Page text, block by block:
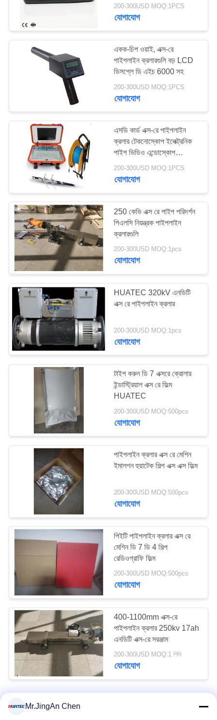
200-300USD MOQ:1PCS
যোগাযোগ
একক-চিপ ওয়াই, এক্স-রে
পাইপলাইন ক্রলারগুলি বড় LCD
ডিসপ্লে ডি এইচ 6000 সহ
200-300USD MOQ:1PCS
যোগাযোগ
এসডি কার্ড এক্স-রে পাইপলাইন
ক্রলার টেকনোস্কোপ ইলেক্ট্রনিক
পাইপ ভিডিও এন্ডোস্কোপ
এইচএনডি-জি
200-300USD MOQ:1PCS
যোগাযোগ
250 কেভি এক্স রে পাইপ পরিদর্শন
পিএলসি নিয়ন্ত্রক পাইপলাইন
ক্রলারগুলি
200-300USD MOQ:1pcs
যোগাযোগ
HUATEC 320kV এনডিটি
এক্স রে পাইপলাইন ক্রলার
200-300USD MOQ:1pcs
যোগাযোগ
টাইপ করুন ডি 7 এক্সরে ক্রোলার
ইন্ডাস্ট্রিয়াল এক্স রে ফিল্ম
HUATEC
200-300USD MOQ:500pcs
যোগাযোগ
পাইপলাইন ক্রলার এক্স রে মেশিন
ইমালশন হুয়াটেক শিল্প এক্স এক্স ফিল্ম
200-300USD MOQ:500pcs
যোগাযোগ
পিইটি পাইপলাইন ক্রলার এক্স রে
মেশিন ডি 7 ডি 4 শিল্প
রেডিওগ্রাফি ফিল্ম
200-300USD MOQ:500pcs
যোগাযোগ
400-1100mm এক্স-রে
পাইপলাইন ক্রলার 250kv 17ah
এনডিটি এক্স-রে সরঞ্জাম
200-300USD MOQ:1 পিসি
যোগাযোগ
আমাদের সাথে যোগাযোগ করুন!
Mr.JingAn Chen